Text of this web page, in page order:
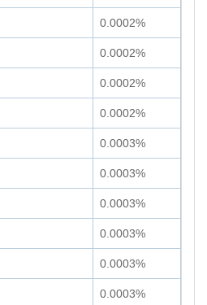
0.0002%
0.0002%
0.0002%
0.0002%
0.0003%
0.0003%
0.0003%
0.0003%
0.0003%
0.0003%